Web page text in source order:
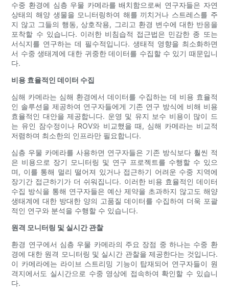
수중 환경에 심층 우물 카메라를 배치함으로써 연구자들은 자연
상태의 해양 생물을 모니터링하여 해를 끼치거나 스트레스를 주
지 않고 그들의 행동, 상호작용, 그리고 환경 변수에 대한 반응을
포착할 수 있습니다. 이러한 비침습적 접근법은 민감한 종 또는
서식지를 연구하는 데 필수적입니다. 생태적 영향을 최소화하면
서 수중 생태계에 대한 귀중한 데이터를 수집할 수 있기 때문입니
다.
비용 효율적인 데이터 수집
심해 카메라는 심해 환경에서 데이터를 수집하는 데 비용 효율적
인 솔루션을 제공하여 연구자들에게 기존 연구 방식에 비해 비용
효율적인 대안을 제공합니다. 운영 및 유지 보수 비용이 많이 드
는 유인 잠수정이나 ROV와 비교했을 때, 심해 카메라는 비교적
저렴하며 최소한의 인프라만 필요합니다.
심층 우물 카메라를 사용하면 연구자들은 기존 방식보다 훨씬 적
은 비용으로 장기 모니터링 및 연구 프로젝트를 수행할 수 있으
며, 이를 통해 멀리 떨어져 있거나 접근하기 어려운 수중 지역에
장기간 접근하기가 더 쉬워집니다. 이러한 비용 효율적인 데이터
수집 방식을 통해 연구자들은 예산 제약을 초과하지 않고도 해양
생태계에 대한 방대한 양의 고품질 데이터를 수집하여 더욱 포괄
적인 연구와 분석을 수행할 수 있습니다.
원격 모니터링 및 실시간 관찰
환경 연구에서 심층 우물 카메라의 주요 장점 중 하나는 수중 환
경에 대한 원격 모니터링 및 실시간 관찰을 제공한다는 것입니다.
이 카메라에는 라이브 스트리밍 기능이 탑재되어 연구자들이 원
격지에서도 실시간으로 수중 영상에 접속하여 확인할 수 있습니
다.